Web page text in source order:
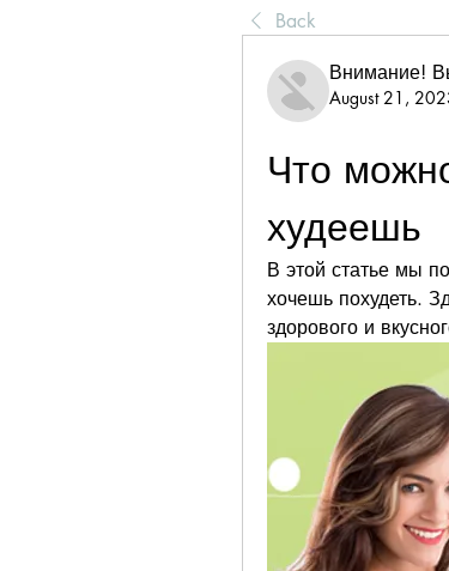
Back
Внимание!
August 21,
Что
худеешь
В этой статье мы
хочешь похудеть.
здорового и